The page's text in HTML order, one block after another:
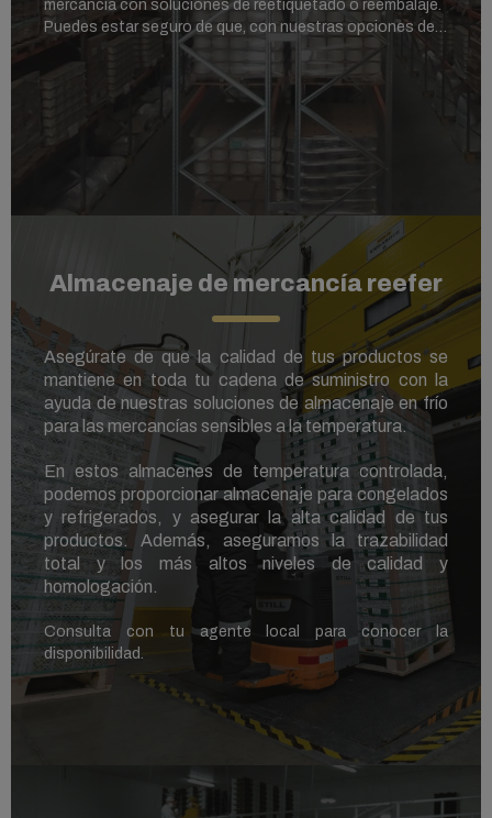
mercancía con soluciones de reetiquetado o reembalaje.
Puedes estar seguro de que, con nuestras opciones de
almacenaje, podrás mejorar aún más tu cadena de
Contacta con tu agencia local de MSC para obtener más
información y conocer la disponibilidad de esta solución.
Almacenaje de mercancía reefer
Asegúrate de que la calidad de tus productos se
mantiene en toda tu cadena de suministro con la
ayuda de nuestras soluciones de almacenaje en frío
para las mercancías sensibles a la temperatura.
En estos almacenes de temperatura controlada,
podemos proporcionar almacenaje para congelados
y refrigerados, y asegurar la alta calidad de tus
productos. Además, aseguramos la trazabilidad
total y los más altos niveles de calidad y
homologación.
Consulta con tu agente local para conocer la
disponibilidad.